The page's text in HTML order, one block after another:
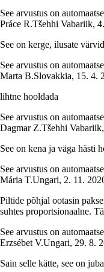
See arvustus on
Práce R.Tšehhi Vabariik,
See on kerge, ilusate
See arvustus on
Marta B.Slovakkia, 15. 4.
lihtne hooldada
See arvustus on
Dagmar Z.Tšehhi Vabariik,
See on kena ja väga hästi
See arvustus on
Mária T.Ungari, 2. 11.
Piltide põhjal ootasin
suhtes proportsionaalne.
See arvustus on
Erzsébet V.Ungari, 29. 8.
Sain selle kätte, see on